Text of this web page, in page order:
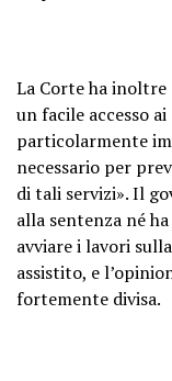
La Corte ha inoltre
un facile accesso
particolarmente
necessario per
di tali servizi». Il
alla sentenza né
avviare i lavori
assistito, e
fortemente divisa.